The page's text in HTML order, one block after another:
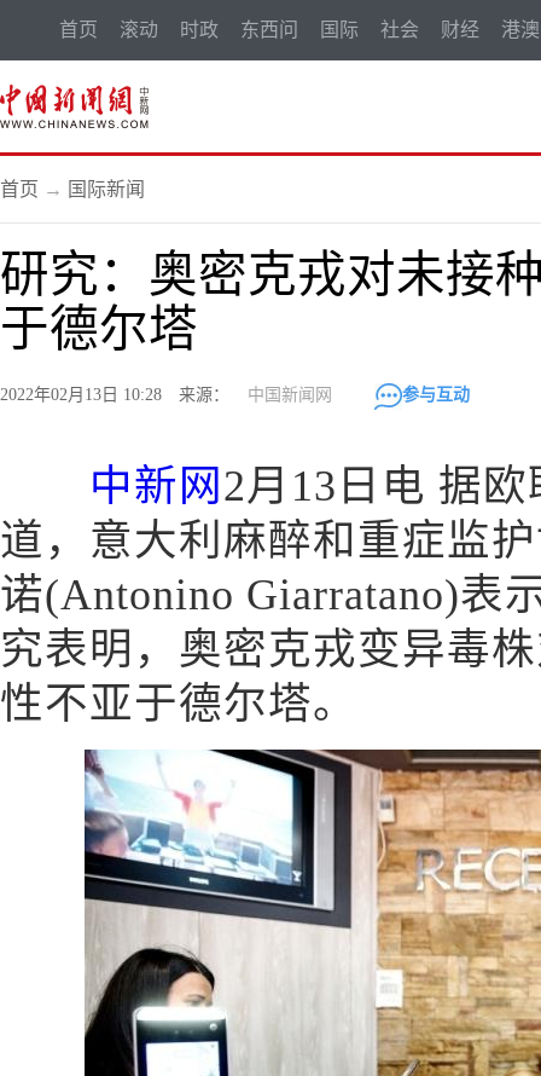
首页 滚动 时政 东西问 国际 社会 财经 港澳
首页 → 国际新闻
研究：奥密克戎对未接
于德尔塔
2022年02月13日 10:28 来源： 中国新闻网 参与互动
中新网 2月13日电 据
道，意大利麻醉和重症监
诺(Antonino Giarratano)表
究表明，奥密克戎变异毒
性不亚于德尔塔。